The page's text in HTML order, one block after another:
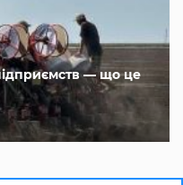
— що це